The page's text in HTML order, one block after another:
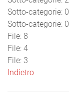
Sotto-categorie: 0
Sotto-categorie: 0
File: 8
File: 4
File: 3
Indietro